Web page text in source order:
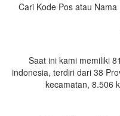
Cari Kode Pos atau Nama
Saat ini kami memiliki
indonesia, terdiri dari 38
kecamatan, 8.506